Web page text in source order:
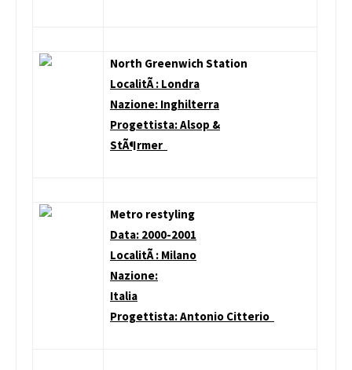
North Greenwich Station
LocalitÃ : Londra
Nazione: Inghilterra
Progettista: Alsop &
StÃ¶rmer
Metro restyling
Data: 2000-2001
LocalitÃ : Milano
Nazione:
Italia
Progettista: Antonio Citterio